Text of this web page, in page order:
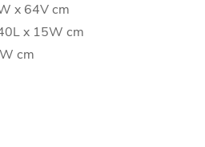
x 64V cm
x 15W cm
cm